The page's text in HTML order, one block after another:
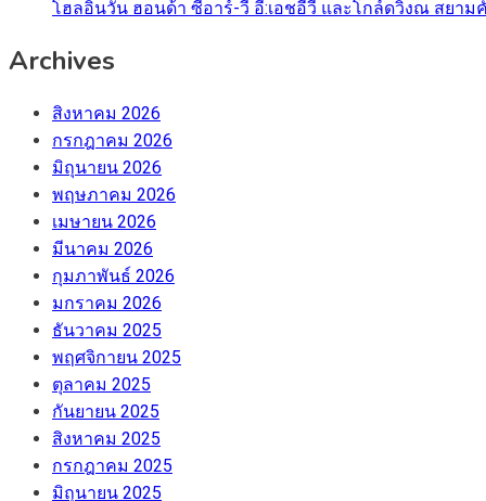
โฮลอินวัน ฮอนด้า ซีอาร์-วี อี:เอชอีวี และโกล์ดวิงณ สยา
Archives
สิงหาคม 2026
กรกฎาคม 2026
มิถุนายน 2026
พฤษภาคม 2026
เมษายน 2026
มีนาคม 2026
กุมภาพันธ์ 2026
มกราคม 2026
ธันวาคม 2025
พฤศจิกายน 2025
ตุลาคม 2025
กันยายน 2025
สิงหาคม 2025
กรกฎาคม 2025
มิถุนายน 2025